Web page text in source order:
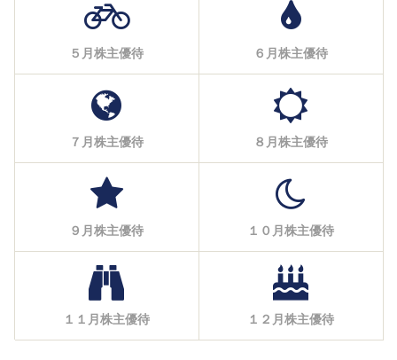
５月株主優待 ６月株主優待
７月株主優待 ８月株主優待
９月株主優待 １０月株主優待
１１月株主優待 １２月株主優待